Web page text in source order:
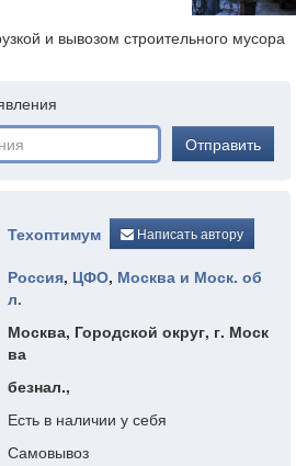
и вывозом строительного мусора
Отправить
Техоптимум Написать автору
Россия, ЦФО, Москва и Моск. об
л.
Москва, Городской округ, г. Моск
ва
безнал.,
Есть в наличии у себя
Самовывоз